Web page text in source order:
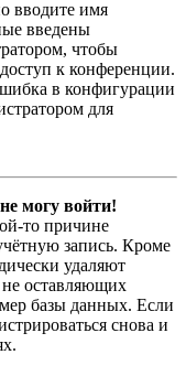
вводите имя
введены
чтобы
к конференции.
в конфигурации
для
могу войти!
то причине
запись. Кроме
удаляют
не оставляющих
базы данных. Если
снова и